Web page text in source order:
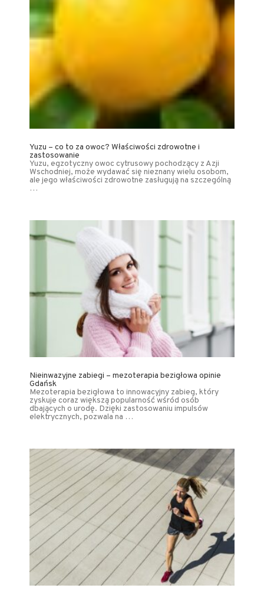
Yuzu – co to za owoc? Właściwości zdrowotne i
zastosowanie
Yuzu, egzotyczny owoc cytrusowy pochodzący z Azji
Wschodniej, może wydawać się nieznany wielu osobom,
ale jego właściwości zdrowotne zasługują na szczególną
…
Nieinwazyjne zabiegi – mezoterapia bezigłowa opinie
Gdańsk
Mezoterapia bezigłowa to innowacyjny zabieg, który
zyskuje coraz większą popularność wśród osób
dbających o urodę. Dzięki zastosowaniu impulsów
elektrycznych, pozwala na …